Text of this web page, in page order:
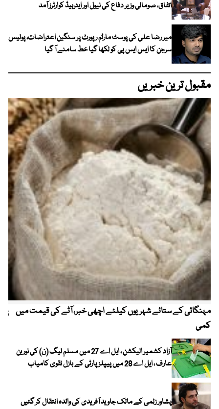
اتفاق، صومالی وزیر دفاع کی نیول اور ایئرہیڈ کوارٹرز آمد
میر رضا علی کی پوسٹ مارٹم رپورٹ پر سنگین اعتراضات، پولیس
سرجن کا ایس ایس پی کو لکھا گیا خط سامنے آ گیا
مقبول ترین خبریں
مہنگائی کے ستائے شہریوں کیلئے اچھی خبر، آٹے کی قیمت میں
کمی
آزاد کشمیر الیکشن ، ایل اے 27 میں مسلم لیگ (ن) کی نورین
عارف ، ایل اے 28 میں پیپلز پارٹی کے بازل نقوی کامیاب
پشاور زلمی کے مالک جاوید آفریدی کی والدہ انتقال کر گئیں